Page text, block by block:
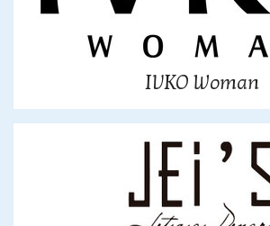
IVKO Woman